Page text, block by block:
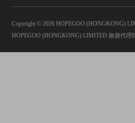
Copyright © 2026 HOPEGOO (HONGKONG)
HOPEGOO (HONGKONG) LIMITED 旅遊代理